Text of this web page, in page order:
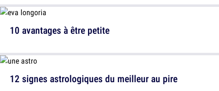
10 avantages à être petite
12 signes astrologiques du meilleur au pire